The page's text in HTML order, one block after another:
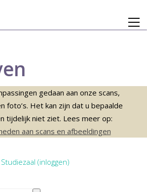
gedaan aan onze scans,
foto’s. Het kan zijn dat u bepaalde
tijdelijk niet ziet. Lees meer op:
aan scans en afbeeldingen
(inloggen)